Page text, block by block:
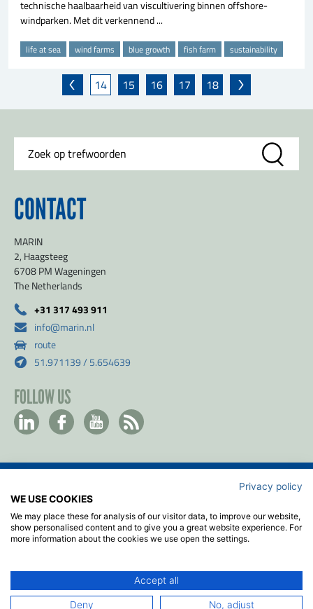
technische haalbaarheid van viscultivering binnen offshore-
windparken. Met dit verkennend ...
life at sea wind farms blue growth fish farm sustainability
14 15 16 17 18
CONTACT
MARIN
2, Haagsteeg
6708 PM Wageningen
The Netherlands
+31 317 493 911
info@marin.nl
route
51.971139 / 5.654639
FOLLOW US
Privacy- & Cookiebeleid
Disclaimer
Algemene voorwaarden
2026© MARIN
Privacy policy
WE USE COOKIES
We may place these for analysis of our visitor data, to improve our website,
show personalised content and to give you a great website experience. For
more information about the cookies we use open the settings.
Accept all
Deny No, adjust